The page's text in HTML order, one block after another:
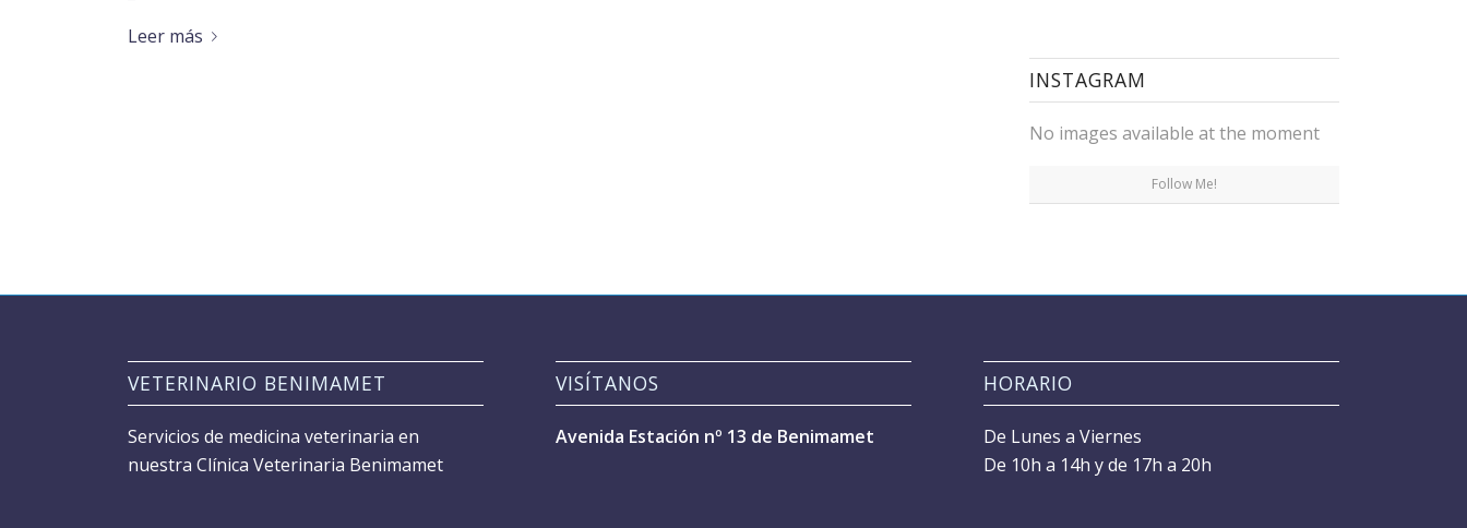
Leer más
INSTAGRAM
No images available at the moment
Follow Me!
VETERINARIO BENIMAMET
Servicios de medicina veterinaria en
nuestra Clínica Veterinaria Benimamet
VISÍTANOS
Avenida Estación nº 13 de Benimamet
HORARIO
De Lunes a Viernes
De 10h a 14h y de 17h a 20h